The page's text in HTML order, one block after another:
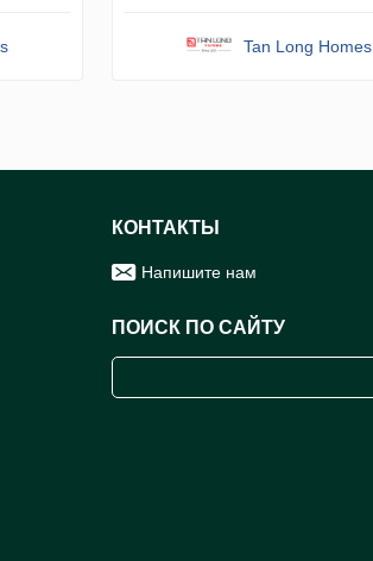
Tan Long Homes
КОНТАКТЫ
Напишите нам
ПОИСК ПО САЙТУ